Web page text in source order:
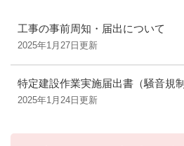
工事の事前周知・届出について
2025年1月27日更新
特定建設作業実施届出書（騒音規
2025年1月24日更新